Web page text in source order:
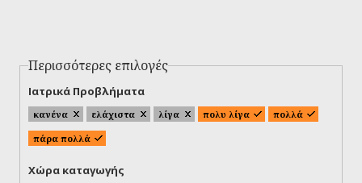
Περισσότερες επιλογές
Ιατρικά Προβλήματα
κανένα ελάχιστα λίγα πολυ λίγα
πολλά
πάρα πολλά
Χώρα καταγωγής